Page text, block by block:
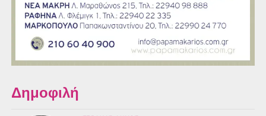
Δημοφιλή